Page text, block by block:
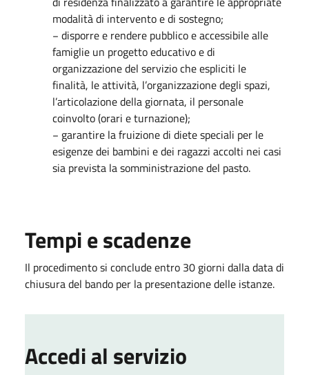
modalità di intervento e di sostegno;
− disporre e rendere pubblico e accessibile alle
famiglie un progetto educativo e di
organizzazione del servizio che espliciti le
finalità, le attività, l’organizzazione degli spazi,
l’articolazione della giornata, il personale
coinvolto (orari e turnazione);
− garantire la fruizione di diete speciali per le
esigenze dei bambini e dei ragazzi accolti nei casi
sia prevista la somministrazione del pasto.
Tempi e scadenze
Il procedimento si conclude entro 30 giorni dalla data di
chiusura del bando per la presentazione delle istanze.
Accedi al servizio